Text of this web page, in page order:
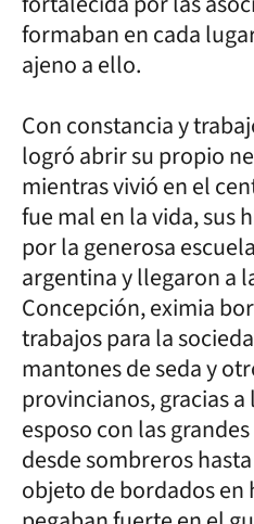
formaban en cada
ajeno a ello.
Con constancia y
logró abrir su propio
mientras vivió en el
fue mal en la vida, sus
por la generosa
argentina y llegaron a
Concepción, eximia
trabajos para la
mantones de seda y
provincianos, gracias
esposo con las
desde sombreros
objeto de bordados en